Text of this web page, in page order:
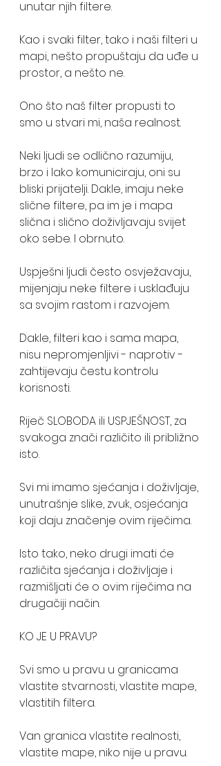
unutar njih filtere.
Kao i svaki filter, tako i naši filteri u
mapi, nešto propuštaju da uđe u
prostor, a nešto ne.
Ono što naš filter propusti to
smo u stvari mi, naša realnost.
Neki ljudi se odlično razumiju,
brzo i lako komuniciraju, oni su
bliski prijatelji. Dakle, imaju neke
slične filtere, pa im je i mapa
slična i slično doživljavaju svijet
oko sebe. I obrnuto.
Uspješni ljudi često osvježavaju,
mijenjaju neke filtere i usklađuju
sa svojim rastom i razvojem.
Dakle, filteri kao i sama mapa,
nisu nepromjenljivi - naprotiv -
zahtijevaju čestu kontrolu
korisnosti.
Riječ SLOBODA ili USPJEŠNOST, za
svakoga znači različito ili približno
isto.
Svi mi imamo sjećanja i doživljaje,
unutrašnje slike, zvuk, osjećanja
koji daju značenje ovim riječima.
Isto tako, neko drugi imati će
različita sjećanja i doživljaje i
razmišljati će o ovim riječima na
drugačiji način.
KO JE U PRAVU?
Svi smo u pravu u granicama
vlastite stvarnosti, vlastite mape,
vlastitih filtera.
Van granica vlastite realnosti,
vlastite mape, niko nije u pravu.